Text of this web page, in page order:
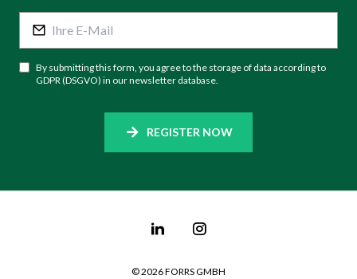
By submitting this form, you agree to the storage of data according to
GDPR (DSGVO) in our newsletter database.
REGISTER NOW
©2026FORRS GMBH